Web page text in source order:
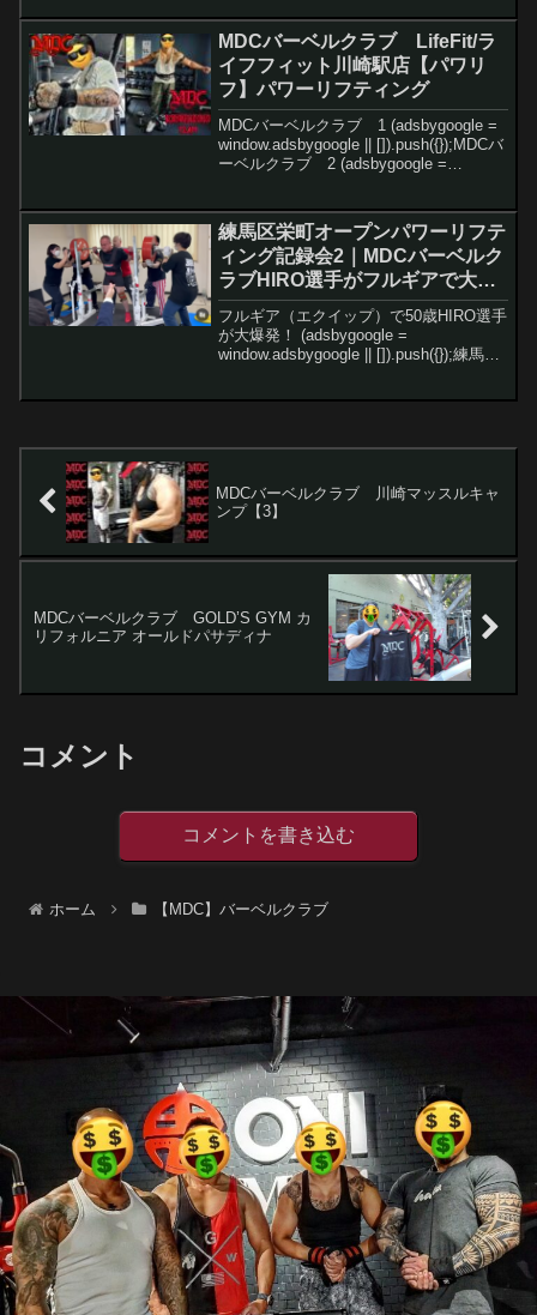
(adsbygoogle = window.adsby...
MDCバーベルクラブ LifeFit/ラ
イフフィット川崎駅店【パワリ
フ】パワーリフティング
MDCバーベルクラブ 1 (adsbygoogle =
window.adsbygoogle || []).push({});MDCバ
ーベルクラブ 2 (adsbygoogle =
練馬区栄町オープンパワーリフテ
ィング記録会2｜MDCバーベルク
ラブHIRO選手がフルギアで大暴
れ！
フルギア（エクイップ）で50歳HIRO選手
が大爆発！ (adsbygoogle =
window.adsbygoogle || []).push({});練馬区
MDCバーベルクラブ 川崎マッスルキャ
ンプ【3】
MDCバーベルクラブ GOLD’S GYM カ
リフォルニア オールドパサディナ
コメント
コメントを書き込む
ホーム 【MDC】バーベルクラブ